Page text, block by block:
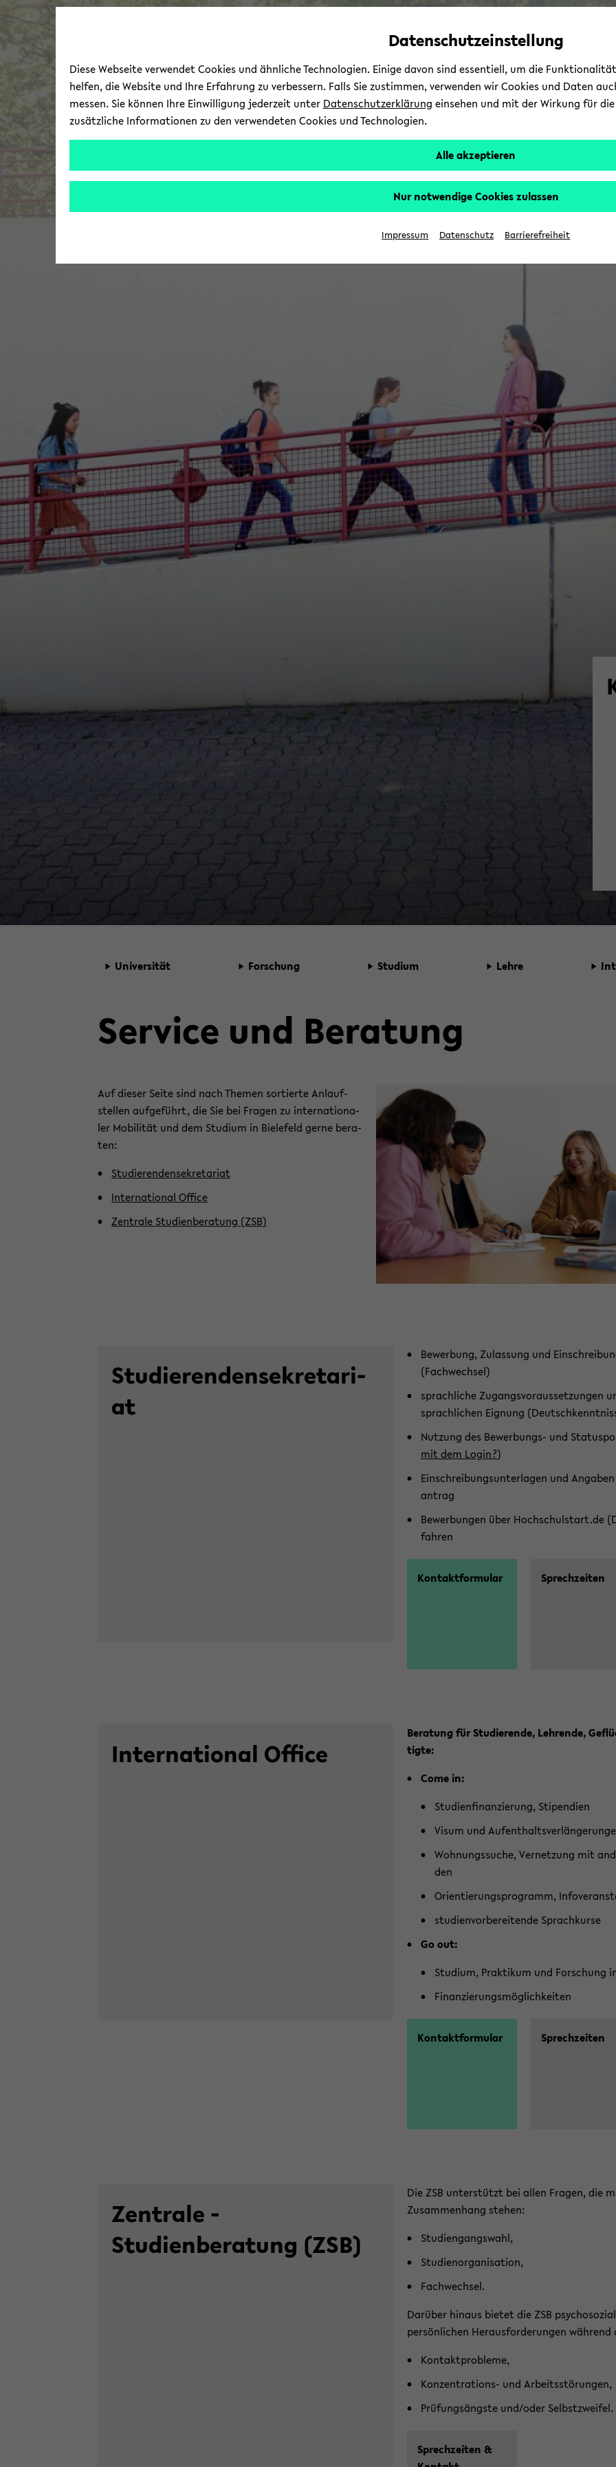
Automatische
vermeiden
zum
wechseln
zum
wechseln
zum
wechseln
Uni­ver­si­tät For­schung Stu­di­um Lehre
Ser­vice und Be­ra­tung
Auf die­ser Seite sind nach The­men sor­tier­te An­lauf­
stel­len auf­ge­führt, die Sie bei Fra­gen zu in­ter­na­tio­na­
ler Mo­bi­li­tät und dem Stu­di­um in Bie­le­feld gerne be­ra­
ten:
Stu­die­ren­den­se­kre­ta­ri­at
In­ter­na­tio­nal Of­fice
Zen­tra­le Stu­di­en­be­ra­tung (ZSB)
Stu­die­ren­den­se­kre­ta­ri­
at
Be­wer­bung, Zu­las­sung und
(Fach­wech­sel)
sprach­li­che Zu­gangs­vor­aus­set­zun­gen
sprach­li­chen Eig­nung
Nut­zung des Bewerbungs-​ und
mit dem Login?)
Ein­schrei­bungs­un­ter­la­gen und
an­trag
Be­wer­bun­gen über Hoch­schul­start.de
fah­ren
Kon­takt­for­mu­lar Sprech­zei­ten
In­ter­na­tio­nal Of­fice
Be­ra­tung für Stu­die­ren­de, Leh­ren­de,
tig­te:
Come in:
Stu­di­en­fi­nan­zie­rung, Sti­pen­di­en
Visum und
Woh­nungs­su­che, Ver­net­zung mit
den
Ori­en­tie­rungs­pro­gramm,
stu­di­en­vor­be­rei­ten­de Sprach­kur­se
Go out:
Stu­di­um, Prak­ti­kum und For­schung
Fi­nan­zie­rungs­mög­lich­kei­ten
Kon­takt­for­mu­lar Sprech­zei­ten
Zentrale ­
Studienberatung (ZSB)
Die ZSB unterstützt bei allen Fragen, die
Zusammenhang stehen:
Studiengangswahl,
Studienorganisation,
Fachwechsel.
Darüber hinaus bietet die ZSB
persönlichen Herausforderungen während
Kontaktprobleme,
Konzentrations- und Arbeitsstörungen,
Prüfungsängste und/oder Selbstzweifel.
Sprech­zei­ten &
Datenschutzeinstellung
Diese Webseite verwendet Cookies und ähnliche Technologien. Einige davon sind essentiell, um die
helfen, die Website und Ihre Erfahrung zu verbessern. Falls Sie zustimmen, verwenden wir Cookies und Daten
messen. Sie können Ihre Einwilligung jederzeit unter Datenschutzerklärung einsehen und mit der Wirkung für
zusätzliche Informationen zu den verwendeten Cookies und Technologien.
Alle akzeptieren
Nur notwendige Cookies zulassen
Impressum Datenschutz Barrierefreiheit